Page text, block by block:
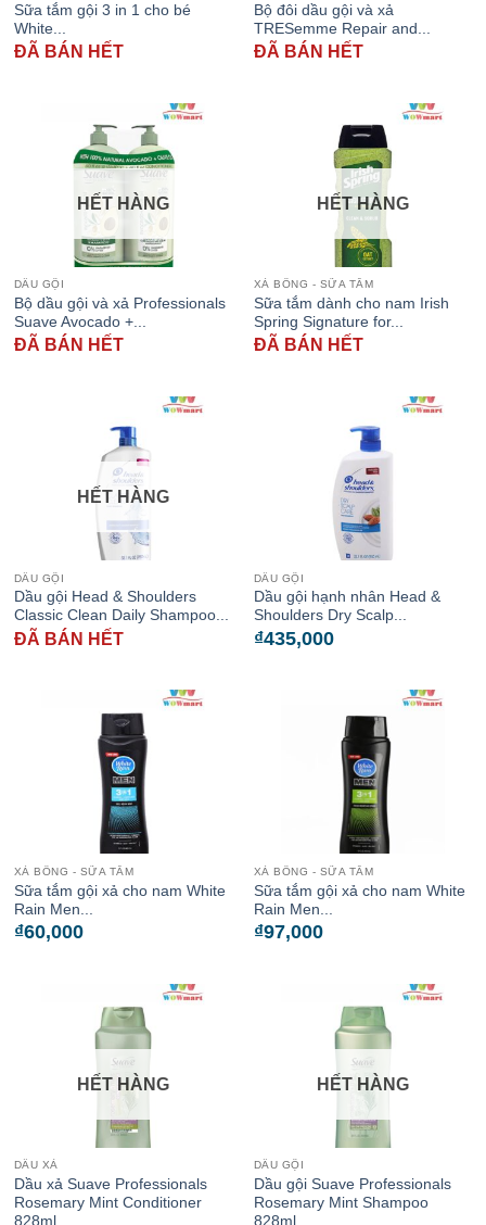
Sữa tắm gội 3 in 1 cho bé
White...
ĐÃ BÁN HẾT
Bộ đôi dầu gội và xả
TRESemme Repair and...
ĐÃ BÁN HẾT
HẾT HÀNG
DẦU GỘI
Bộ dầu gội và xả Professionals
Suave Avocado +...
ĐÃ BÁN HẾT
HẾT HÀNG
XÀ BÔNG - SỮA TẮM
Sữa tắm dành cho nam Irish
Spring Signature for...
ĐÃ BÁN HẾT
HẾT HÀNG
DẦU GỘI
Dầu gội Head & Shoulders
Classic Clean Daily Shampoo...
ĐÃ BÁN HẾT
DẦU GỘI
Dầu gội hạnh nhân Head &
Shoulders Dry Scalp...
₫435,000
XÀ BÔNG - SỮA TẮM
Sữa tắm gội xả cho nam White
Rain Men...
₫60,000
XÀ BÔNG - SỮA TẮM
Sữa tắm gội xả cho nam White
Rain Men...
₫97,000
HẾT HÀNG
DẦU XẢ
Dầu xả Suave Professionals
Rosemary Mint Conditioner
828ml
HẾT HÀNG
DẦU GỘI
Dầu gội Suave Professionals
Rosemary Mint Shampoo
828ml